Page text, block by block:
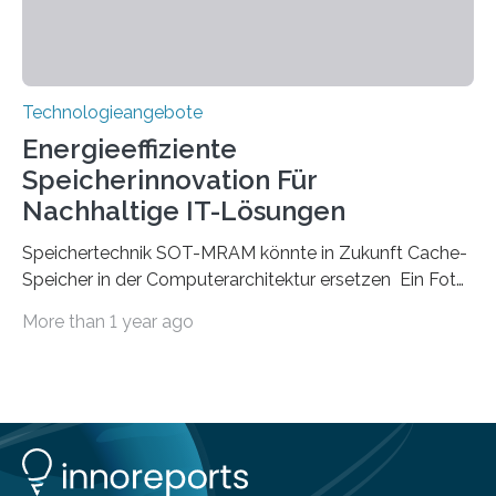
Technologieangebote
Energieeffiziente
Speicherinnovation Für
Nachhaltige IT-Lösungen
Speichertechnik SOT-MRAM könnte in Zukunft Cache-
Speicher in der Computerarchitektur ersetzen Ein Foto,
Hochgeladene Medien landen in riesigen Cloud-
weltweiten Gesamtenergieverbrauchs, was 200
Terawattstunden Strom pro Jahr entspricht. Dieser
immense Energiebedarf hat Wissenschaftlerinnen und
More than 1 year ago